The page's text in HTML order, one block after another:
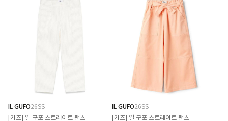
IL GUFO26SS
[키즈] 일 구포 스트레이트 팬츠
IL GUFO26SS
[키즈] 일 구포 스트레이트 팬츠